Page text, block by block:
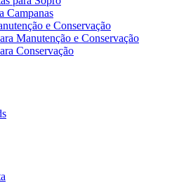
Campanas
e Conservação
Manutenção e Conservação
Conservação